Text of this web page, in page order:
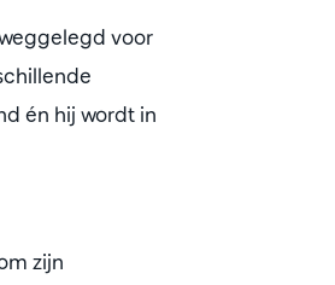
voor
én hij wordt in
zijn